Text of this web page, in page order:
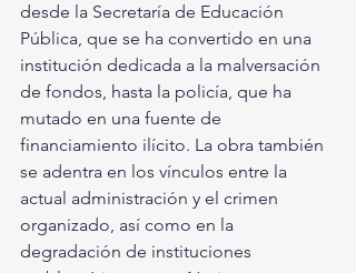
desde la Secretaría de Educación
Pública, que se ha convertido en una
institución dedicada a la malversación
de fondos, hasta la policía, que ha
mutado en una fuente de
financiamiento ilícito. La obra también
se adentra en los vínculos entre la
actual administración y el crimen
organizado, así como en la
degradación de instituciones